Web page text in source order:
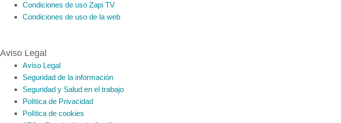
Condiciones de uso Zapi TV
Condiciones de uso de la web
Aviso Legal
Aviso Legal
Seguridad de la información
Seguridad y Salud en el trabajo
Política de Privacidad
Política de cookies